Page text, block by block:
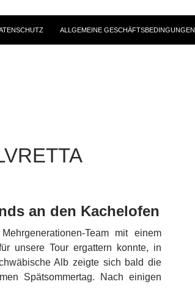
ALLGEMEINE GESCHÄFTSBEDINGUNGEN
an den Kachelofen
Team mit einem
unsere Tour ergattern konnte, in
Alb zeigte sich bald die
Spätsommertag. Nach einigen